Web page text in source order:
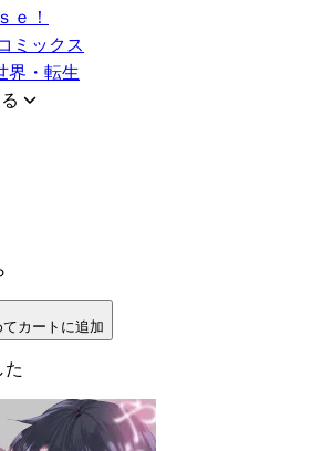
ｅ！
ミックス
界・転生
カートに追加
た